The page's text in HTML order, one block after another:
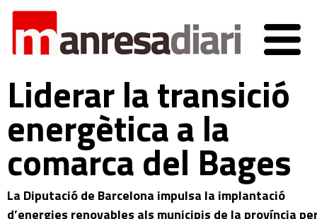
Liderar la transició
energètica a la
comarca del Bages
La Diputació de Barcelona impulsa la implantació
d’energies renovables als municipis de la província